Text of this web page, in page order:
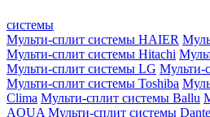
системы
Мульти-сплит системы HAIER
Мульти-сплит системы Hitachi
Мульти-сплит системы LG Мульти-
Мульти-сплит системы Toshiba
Clima Мульти-сплит системы Ballu
AQUA Мульти-сплит системы